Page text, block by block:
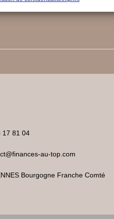
17 81 04
au-top.com
Bourgogne Franche Comté